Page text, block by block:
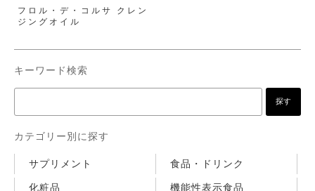
フロル・デ・コルサ クレン
ジングオイル
キーワード検索
カテゴリー別に探す
サプリメント 食品・ドリンク
化粧品 機能性表示食品